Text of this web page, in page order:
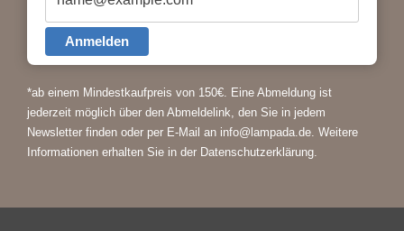
Anmelden
*ab einem Mindestkaufpreis von 150€.
Eine Abmeldung ist
jederzeit möglich über den Abmeldelink, den Sie in jedem
Newsletter finden oder per E-Mail an info@lampada.de. Weitere
Informationen erhalten Sie in der Datenschutzerklärung